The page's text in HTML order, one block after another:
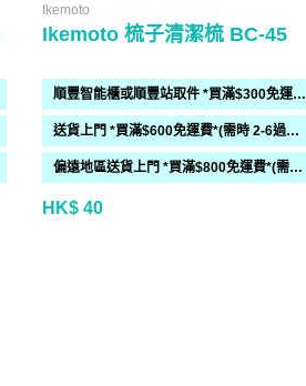
Ikemoto
Ikemoto 梳子清潔梳 BC-45
順豐智能櫃或順豐站取件 *買滿$300免運費*
送貨上門 *買滿$600免運費*(需時 2-6過工作天)
偏遠地區送貨上門 *買滿$800免運費*(需時 2-6個工作天)
HK$ 40